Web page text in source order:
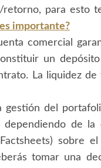
retorno, para esto
importante?
comercial
un
La liquidez
gestión del
de
sobre
tomar una